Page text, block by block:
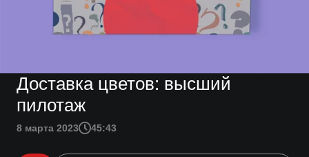
Доставка цветов: высший
пилотаж
8 марта 2023 45:43